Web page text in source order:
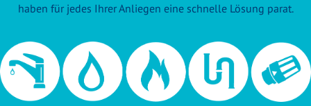
haben für jedes Ihrer Anliegen eine schnelle Lösung parat.